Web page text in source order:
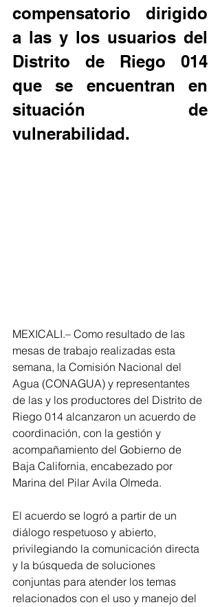
compensatorio dirigido
a las y los usuarios del
Distrito de Riego 014
que se encuentran en
situación de
vulnerabilidad.
MEXICALI.– Como resultado de las
mesas de trabajo realizadas esta
semana, la Comisión Nacional del
Agua (CONAGUA) y representantes
de las y los productores del Distrito de
Riego 014 alcanzaron un acuerdo de
coordinación, con la gestión y
acompañamiento del Gobierno de
Baja California, encabezado por
Marina del Pilar Avila Olmeda.
El acuerdo se logró a partir de un
diálogo respetuoso y abierto,
privilegiando la comunicación directa
y la búsqueda de soluciones
conjuntas para atender los temas
relacionados con el uso y manejo del